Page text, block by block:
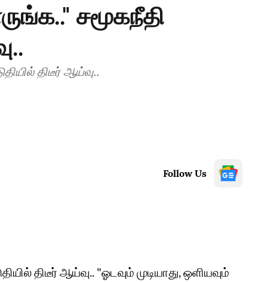
சமூகநீதி
திடீர் ஆய்வு..
Follow Us
திடீர் ஆய்வு.. "ஓடவும் முடியாது, ஒளியவும்